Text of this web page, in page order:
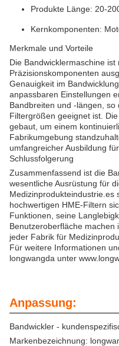
Produkte Länge: 20-
Kernkomponenten:
Merkmale und Vorteile
Die Bandwicklermaschine
Präzisionskomponenten
Genauigkeit im
anpassbaren Einstellungen
Bandbreiten und -längen, so
Filtergrößen geeignet ist.
gebaut, um einem
Fabrikumgebung
umfangreicher Ausbildung
Schlussfolgerung
Zusammenfassend ist die
wesentliche Ausrüstung für
Medizinprodukteindustrie.es
hochwertigen HME-Filtern
Funktionen, seine
Benutzeroberfläche machen
jeder Fabrik für
Für weitere Informationen
longwangda unter
Anpassung:
Bandwickler -
Markenbezeichnung: